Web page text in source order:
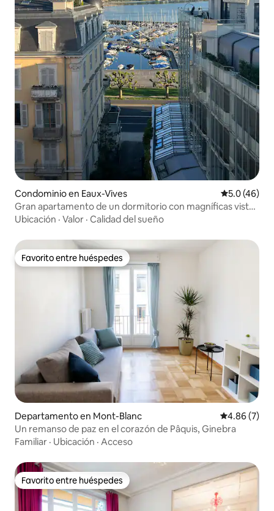
Condominio en Eaux-Vives Calificación
5.0 (46)
Gran apartamento de un dormitorio con magníficas vistas
al lago.
Ubicación · Valor · Calidad del sueño
Favorito entre huéspedes
Favorito entre huéspedes
Departamento en Mont-Blanc Calificación
4.86 (7)
Un remanso de paz en el corazón de Pâquis, Ginebra
Familiar · Ubicación · Acceso
Favorito entre huéspedes
Favorito entre huéspedes